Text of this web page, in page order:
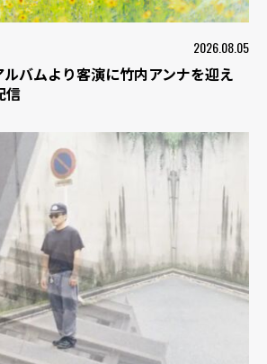
2026.08.05
バムより客演に竹内アンナを迎え
信